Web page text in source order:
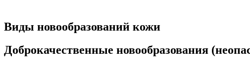
Виды новообразований кожи
Доброкачественные новообразования